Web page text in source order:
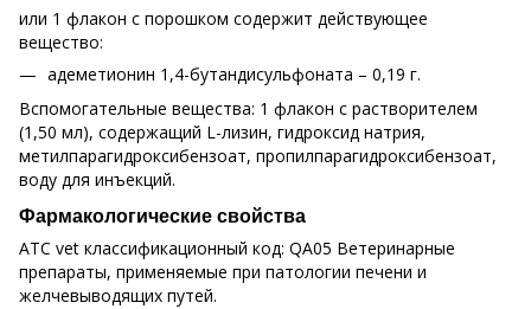
или 1 флакон с порошком содержит действующее
вещество:
адеметионин 1,4-бутандисульфоната – 0,19 г.
Вспомогательные вещества: 1 флакон с растворителем
(1,50 мл), содержащий L-лизин, гидроксид натрия,
метилпарагидроксибензоат, пропилпарагидроксибензоат,
воду для инъекций.
Фармакологические свойства
АТС vet классификационный код: QA05 Ветеринарные
препараты, применяемые при патологии печени и
желчевыводящих путей.